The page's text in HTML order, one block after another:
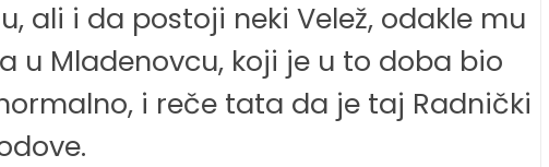
ali i da postoji neki Velež, odakle mu
u Mladenovcu, koji je u to doba bio
i reče tata da je taj Radnički